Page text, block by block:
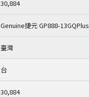
30,884
Genuine捷元 GP888-13GQPlus
臺灣
台
30,884